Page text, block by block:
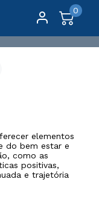
0
do
elementos
do bem estar e
como as
positivas,
e trajetória